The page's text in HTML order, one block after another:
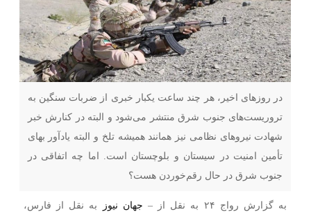
در روزهای اخیر، هر چند ساعت یکبار خبری از ضربات سنگین به
تروریست‌های جنوب شرق منتشر می‌شود و البته در کنارش خبر
شهادت نیروهای نظامی نیز همانند همیشه تلخ و البته یادآور بهای
تأمین امنیت در سیستان و بلوچستان است. اما چه اتفاقی در
جنوب شرق در حال رقم‌خوردن هست؟
به گزارش رواج ۲۴ به نقل از – جهان نیوز
به نقل از فارس،